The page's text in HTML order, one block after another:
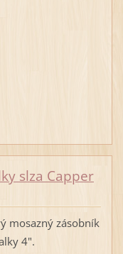
slza Capper
mosazný zásobník
4".